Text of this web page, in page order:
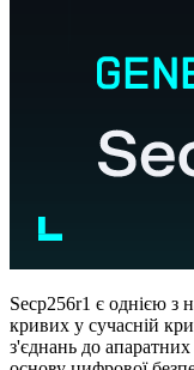
Secp256r1 є однією з
кривих у сучасній
з'єднань до